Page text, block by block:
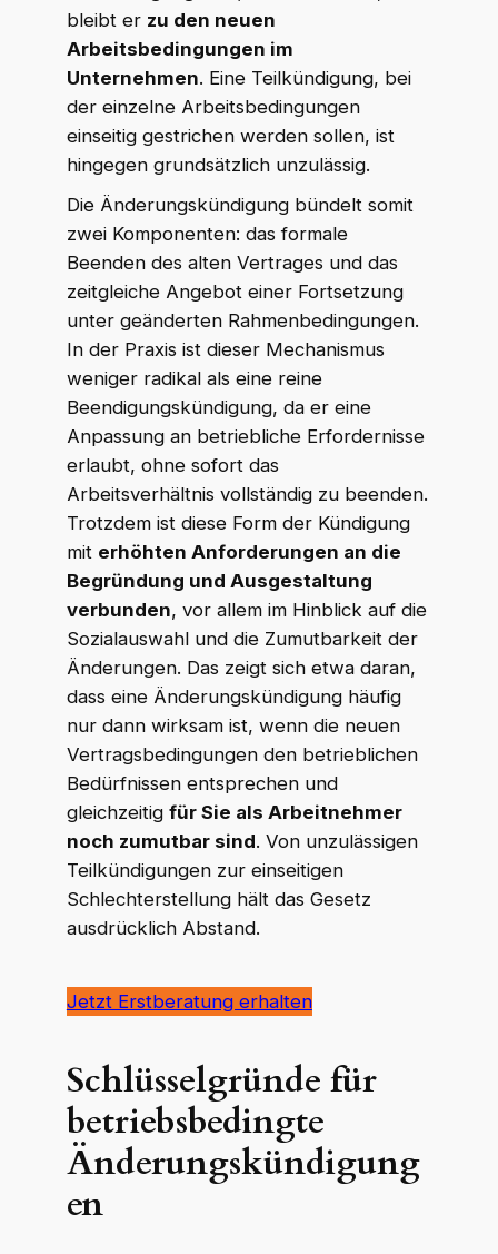
K R WKR Rechtsanwälte
Online · echte Anwälte, kein Callcenter
bleibt er zu den neuen
Arbeitsbedingungen im
Unternehmen. Eine Teilkündigung, bei
der einzelne Arbeitsbedingungen
einseitig gestrichen werden sollen, ist
hingegen grundsätzlich unzulässig.
Die Änderungskündigung bündelt somit
zwei Komponenten: das formale
Beenden des alten Vertrages und das
zeitgleiche Angebot einer Fortsetzung
unter geänderten Rahmenbedingungen.
In der Praxis ist dieser Mechanismus
weniger radikal als eine reine
Beendigungskündigung, da er eine
Anpassung an betriebliche Erfordernisse
erlaubt, ohne sofort das
Arbeitsverhältnis vollständig zu beenden.
Trotzdem ist diese Form der Kündigung
mit erhöhten Anforderungen an die
Begründung und Ausgestaltung
verbunden, vor allem im Hinblick auf die
Sozialauswahl und die Zumutbarkeit der
Änderungen. Das zeigt sich etwa daran,
dass eine Änderungskündigung häufig
nur dann wirksam ist, wenn die neuen
Vertragsbedingungen den betrieblichen
Bedürfnissen entsprechen und
gleichzeitig für Sie als Arbeitnehmer
noch zumutbar sind. Von unzulässigen
Teilkündigungen zur einseitigen
Schlechterstellung hält das Gesetz
ausdrücklich Abstand.
Jetzt Erstberatung erhalten
Schlüsselgründe für
betriebsbedingte
Änderungskündigung
en